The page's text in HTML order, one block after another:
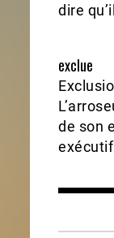
dire
exclue
de son